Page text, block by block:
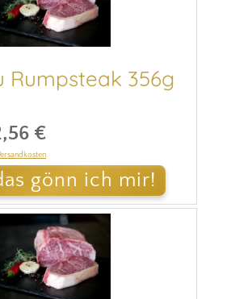
Rumpsteak 356g
€